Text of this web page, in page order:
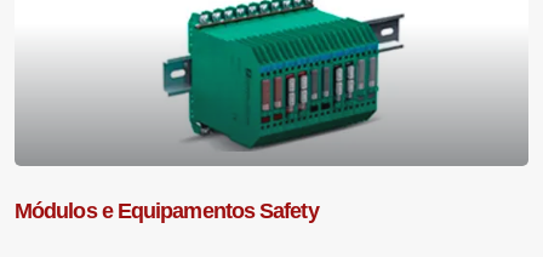
Módulos e Equipamentos Safety